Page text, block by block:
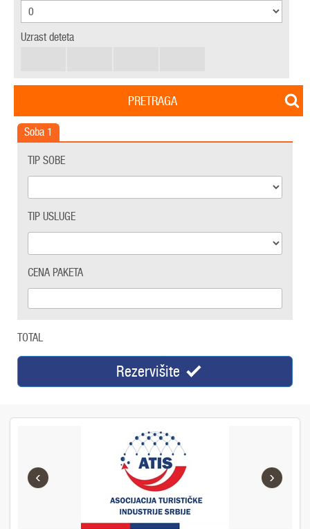
Uzrast deteta
PRETRAGA
Soba 1
TIP SOBE
TIP USLUGE
CENA PAKETA
TOTAL
Rezervišite
‹ ›